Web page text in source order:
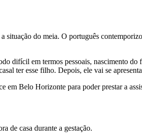
do meia. O português
difícil em termos pessoais, nascimento
ter esse filho. Depois, ele vai se
Belo Horizonte para poder prestar a
de casa durante a gestação.